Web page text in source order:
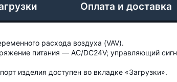
Оплата и доставка
расхода воздуха (VAV).
питания — AC/DC24V; управляющий
изделия доступен во вкладке «Загрузки».